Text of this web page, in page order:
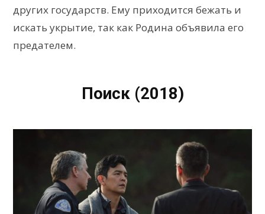
других государств. Ему приходится бежать и
искать укрытие, так как Родина объявила его
предателем.
Поиск (2018)